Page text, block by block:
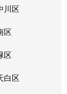
川区
区
区
白区